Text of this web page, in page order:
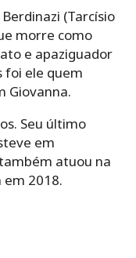
(Tarcísio
morre como
e apaziguador
foi ele quem
Giovanna.
Seu último
em
atuou na
em 2018.